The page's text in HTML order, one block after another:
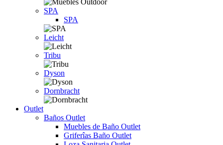
SPA
SPA
Leicht
Tribu
Dyson
Dornbracht
Outlet
Baños Outlet
Muebles de Baño Outlet
Griferîas Baño Outlet